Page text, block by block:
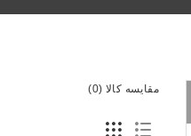
مقایسه کالا (0)